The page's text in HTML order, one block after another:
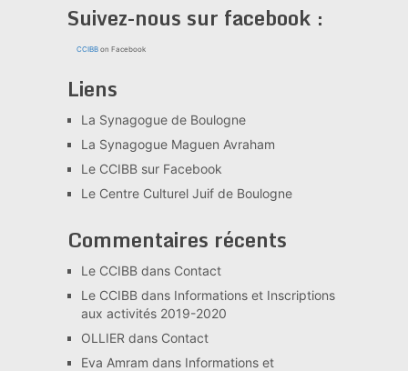
Suivez-nous sur facebook :
CCIBBon Facebook
Liens
La Synagogue de Boulogne
La Synagogue Maguen Avraham
Le CCIBB sur Facebook
Le Centre Culturel Juif de Boulogne
Commentaires récents
Le CCIBBdans Contact
Le CCIBBdans Informations et Inscriptions
aux activités 2019-2020
OLLIER dans Contact
Eva Amram dans Informations et